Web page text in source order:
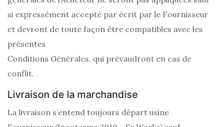
si expressément accepté par écrit par le Fournisseur
et devront de toute façon être compatibles avec les
présentes
Conditions Générales, qui prévaudront en cas de
conflit.
Livraison de la marchandise
La livraison s’entend toujours départ usine